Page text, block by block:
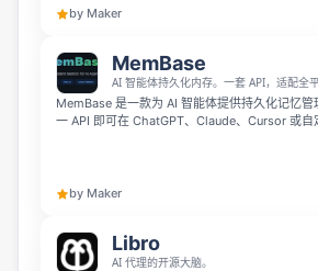
管道。
by Maker
MemBase
AI 智能体持久化内存。一套 API，适配全
MemBase 是一款为 AI 智能体提供持久化记忆
一 API 即可在 ChatGPT、Claude、Cursor 或自
by Maker
Libro
AI 代理的开源大脑。